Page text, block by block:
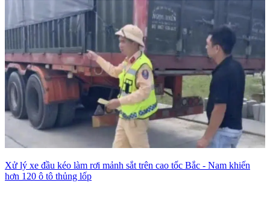
Xử lý xe đầu kéo làm rơi mảnh sắt trên cao tốc Bắc - Nam khiến
hơn 120 ô tô thủng lốp